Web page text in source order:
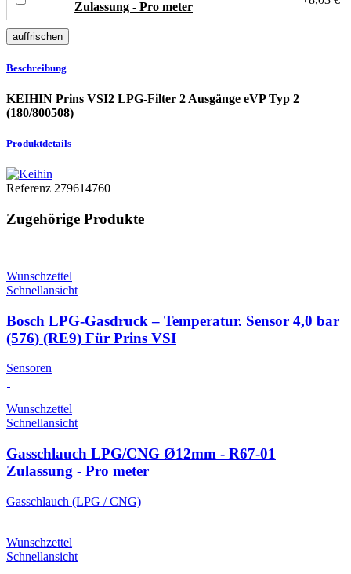
Zulassung - Pro meter
Beschreibung
KEIHIN Prins VSI2 LPG-Filter 2 Ausgänge eVP Typ 2
(180/800508)
Produktdetails
Referenz 279614760
Zugehörige Produkte
Wunschzettel
Schnellansicht
Bosch LPG-Gasdruck – Temperatur. Sensor 4,0 bar
(576) (RE9) Für Prins VSI
Sensoren
Wunschzettel
Schnellansicht
Gasschlauch LPG/CNG Ø12mm - R67-01
Zulassung - Pro meter
Gasschlauch (LPG / CNG)
Wunschzettel
Schnellansicht